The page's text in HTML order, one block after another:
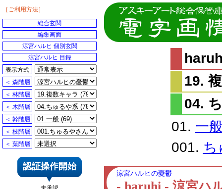
19.
04.
01. 一
001. ち
涼宮ハルヒの憂鬱
［ご利用方法］
総合玄関
編集画面
涼宮ハルヒ 個別玄関
涼宮ハルヒ 目録
表示方式
＜ 森階層
＜ 林階層
＜ 木階層
＜ 幹階層
＜ 枝階層
＜ 葉階層
認証操作開始